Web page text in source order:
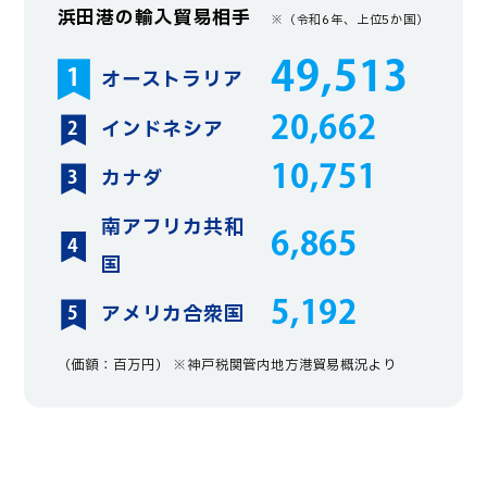
浜田港の輸入貿易相手 ※（令和6年、上位5か国）
オーストラリア 49,513
インドネシア 20,662
カナダ 10,751
南アフリカ共和
国
6,865
アメリカ合衆国 5,192
（価額：百万円） ※神戸税関管内地方港貿易概況より